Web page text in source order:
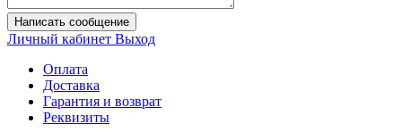
Написать сообщение
Личный кабинет Выход
Оплата
Доставка
Гарантия и возврат
Реквизиты